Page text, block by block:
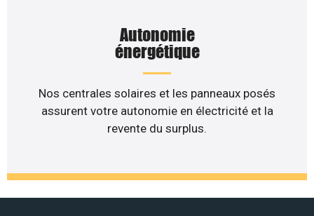
Autonomie
énergétique
Nos centrales solaires et les panneaux posés
assurent votre autonomie en électricité et la
revente du surplus.